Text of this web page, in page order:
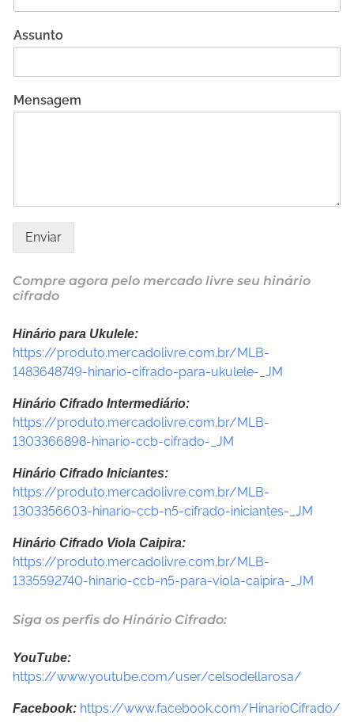
Assunto
Mensagem
Enviar
Compre agora pelo mercado livre seu hinário
cifrado
Hinário para Ukulele:
https://produto.mercadolivre.com.br/MLB-
1483648749-hinario-cifrado-para-ukulele-_JM
Hinário Cifrado Intermediário:
https://produto.mercadolivre.com.br/MLB-
1303366898-hinario-ccb-cifrado-_JM
Hinário Cifrado Iniciantes:
https://produto.mercadolivre.com.br/MLB-
1303356603-hinario-ccb-n5-cifrado-iniciantes-_JM
Hinário Cifrado Viola Caipira:
https://produto.mercadolivre.com.br/MLB-
1335592740-hinario-ccb-n5-para-viola-caipira-_JM
Siga os perfis do Hinário Cifrado:
YouTube:
https://www.youtube.com/user/celsodellarosa/
Facebook: https://www.facebook.com/HinarioCifrado/